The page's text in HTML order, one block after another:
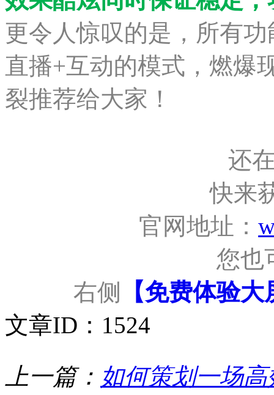
更令人惊叹的是，所有
直播+互动的模式，燃爆
裂推荐给大家！
还
快来
官网地址：
您也
右侧
【免费体验
文章ID：1524
上一篇： 如何策划一场